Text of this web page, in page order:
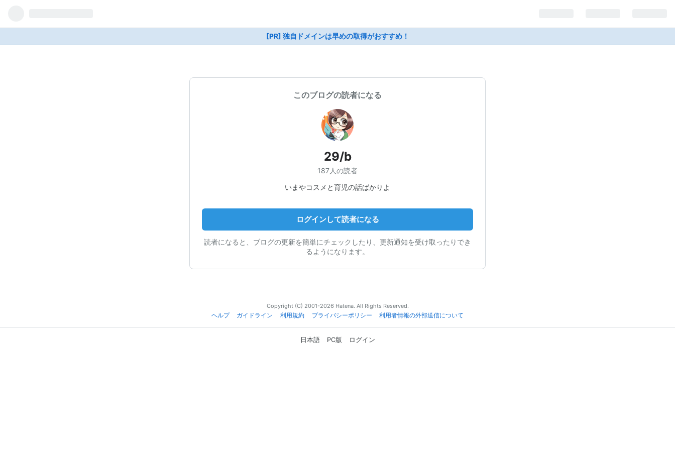
[PR] 独自ドメインは早めの取得がおすすめ！
このブログの読者になる
29/b
187人の読者
いまやコスメと育児の話ばかりよ
ログインして読者になる
読者になると、ブログの更新を簡単にチェックしたり、更新通知を受け取ったりでき
るようになります。
Copyright (C) 2001-2026 Hatena. All Rights Reserved.
ヘルプ
ガイドライン 利用規約 プライバシーポリシー 利用者情報の外部送信について
日本語 PC版 ログイン